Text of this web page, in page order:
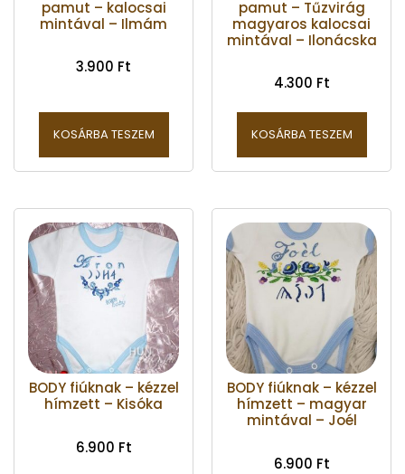
pamut – kalocsai
mintával – Ilmám
3.900 Ft
KOSÁRBA TESZEM
pamut – Tűzvirág
magyaros kalocsai
mintával – Ilonácska
4.300 Ft
KOSÁRBA TESZEM
BODY fiúknak – kézzel
hímzett – Kisóka
6.900 Ft
BODY fiúknak – kézzel
hímzett – magyar
mintával – Joél
6.900 Ft